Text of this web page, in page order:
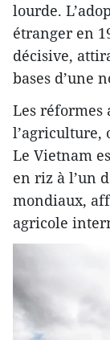
lourde.
étranger en
décisive,
bases d’une
Les réformes
l’agriculture,
Le Vietnam
en riz à l’un
mondiaux,
agricole